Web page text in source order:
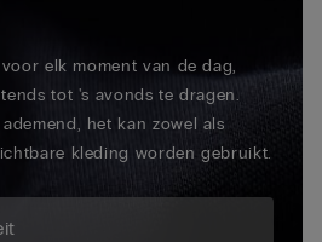
elk moment van de dag,
tot 's avonds te dragen.
het kan zowel als
kleding worden gebruikt.